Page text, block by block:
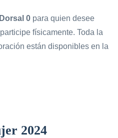
Dorsal 0 para quien desee
físicamente. Toda la
están disponibles en la
2024